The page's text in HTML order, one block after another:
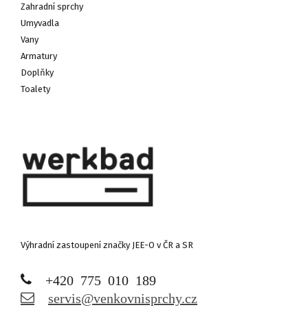
Zahradní sprchy
Umyvadla
Vany
Armatury
Doplňky
Toalety
Výhradní zastoupení značky JEE-O v ČR a SR
+420 775 010 189
servis@venkovnisprchy.cz